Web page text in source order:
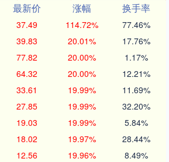
最新价 涨幅
换手率
37.49 114.72% 77.46%
39.83 20.01% 17.76%
77.82 20.00% 1.17%
64.32 20.00% 12.21%
33.61 19.99% 11.69%
27.85 19.99% 32.20%
19.03 19.99% 5.84%
18.02 19.97% 28.44%
12.56 19.96% 8.49%